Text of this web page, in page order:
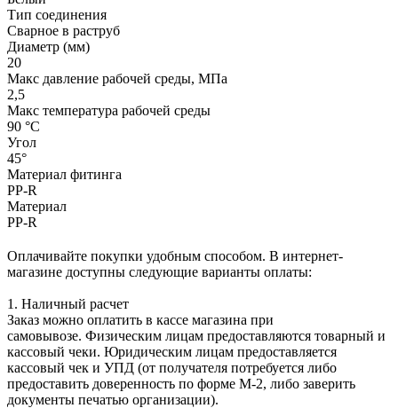
Тип соединения
Сварное в раструб
Диаметр (мм)
20
Макс давление рабочей среды, МПа
2,5
Макс температура рабочей среды
90 °С
Угол
45°
Материал фитинга
PP-R
Материал
PP-R
Оплачивайте покупки удобным способом. В интернет-
магазине доступны следующие варианты оплаты:
1. Наличный расчет
Заказ можно оплатить в кассе магазина при
самовывозе. Физическим лицам предоставляются товарный и
кассовый чеки. Юридическим лицам предоставляется
кассовый чек и УПД (от получателя потребуется либо
предоставить доверенность по форме М-2, либо заверить
документы печатью организации).